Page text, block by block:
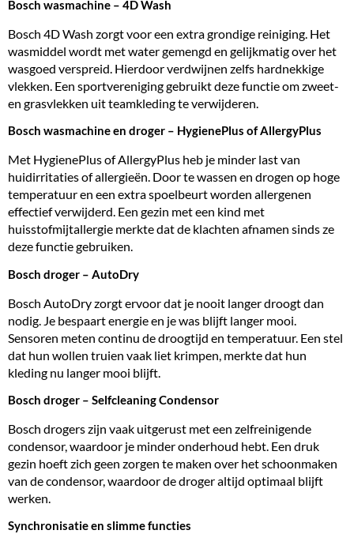
Bosch wasmachine – 4D Wash
Bosch 4D Wash zorgt voor een extra grondige reiniging. Het
wasmiddel wordt met water gemengd en gelijkmatig over het
wasgoed verspreid. Hierdoor verdwijnen zelfs hardnekkige
vlekken. Een sportvereniging gebruikt deze functie om zweet-
en grasvlekken uit teamkleding te verwijderen.
Bosch wasmachine en droger – HygienePlus of AllergyPlus
Met HygienePlus of AllergyPlus heb je minder last van
huidirritaties of allergieën. Door te wassen en drogen op hoge
temperatuur en een extra spoelbeurt worden allergenen
effectief verwijderd. Een gezin met een kind met
huisstofmijtallergie merkte dat de klachten afnamen sinds ze
deze functie gebruiken.
Bosch droger – AutoDry
Bosch AutoDry zorgt ervoor dat je nooit langer droogt dan
nodig. Je bespaart energie en je was blijft langer mooi.
Sensoren meten continu de droogtijd en temperatuur. Een stel
dat hun wollen truien vaak liet krimpen, merkte dat hun
kleding nu langer mooi blijft.
Bosch droger – Selfcleaning Condensor
Bosch drogers zijn vaak uitgerust met een zelfreinigende
condensor, waardoor je minder onderhoud hebt. Een druk
gezin hoeft zich geen zorgen te maken over het schoonmaken
van de condensor, waardoor de droger altijd optimaal blijft
werken.
Synchronisatie en slimme functies